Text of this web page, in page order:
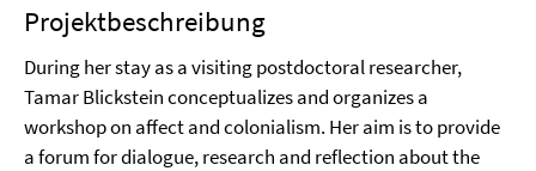
Projektbeschreibung
During her stay as a visiting postdoctoral researcher,
Tamar Blickstein conceptualizes and organizes a
workshop on affect and colonialism. Her aim is to provide
a forum for dialogue, research and reflection about the